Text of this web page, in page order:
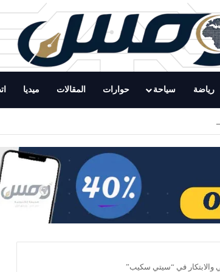
رياضة سياحة حوارات المقالات ميديا
ويؤكد استمرار فقدان الثقة في إنفانتينو
والابتكار في “سيتي سكيب”